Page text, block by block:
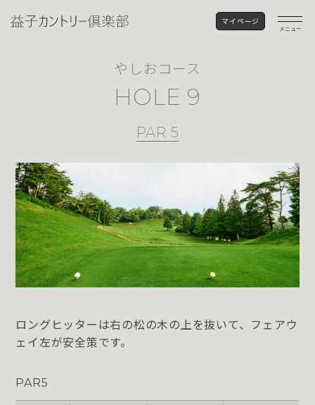
メニュー
マイページ
やしおコース
HOLE 9
PAR 5
ロングヒッターは右の松の木の上を抜いて、フェアウ
ェイ左が安全策です。
PAR5